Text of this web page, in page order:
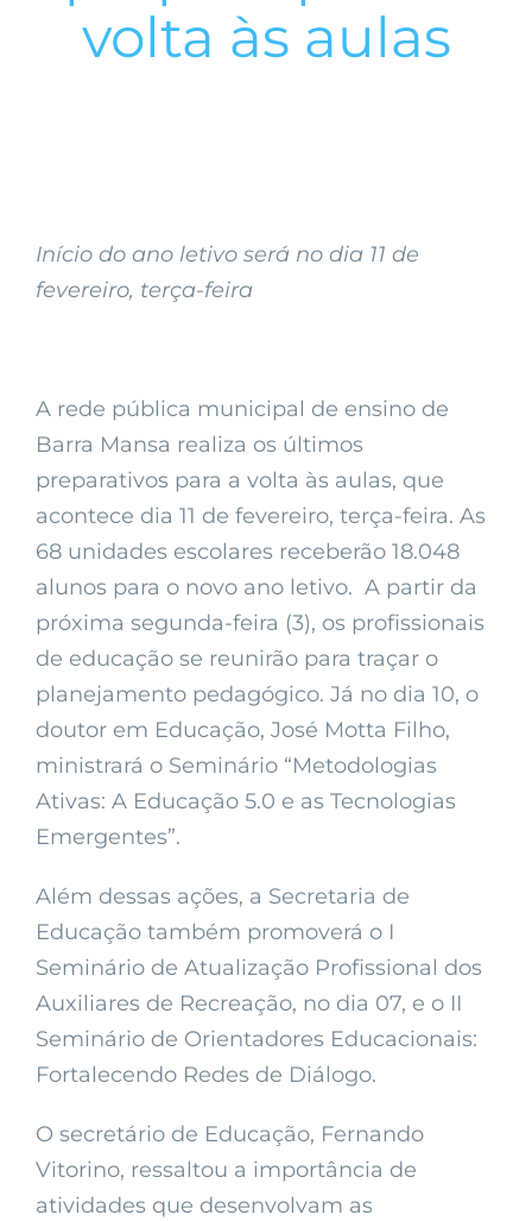
volta às aulas
Início do ano letivo será no dia 11 de
fevereiro, terça-feira
A rede pública municipal de ensino de
Barra Mansa realiza os últimos
preparativos para a volta às aulas, que
acontece dia 11 de fevereiro, terça-feira. As
68 unidades escolares receberão 18.048
alunos para o novo ano letivo. A partir da
próxima segunda-feira (3), os profissionais
de educação se reunirão para traçar o
planejamento pedagógico. Já no dia 10, o
doutor em Educação, José Motta Filho,
ministrará o Seminário “Metodologias
Ativas: A Educação 5.0 e as Tecnologias
Emergentes”.
Além dessas ações, a Secretaria de
Educação também promoverá o I
Seminário de Atualização Profissional dos
Auxiliares de Recreação, no dia 07, e o II
Seminário de Orientadores Educacionais:
Fortalecendo Redes de Diálogo.
O secretário de Educação, Fernando
Vitorino, ressaltou a importância de
atividades que desenvolvam as